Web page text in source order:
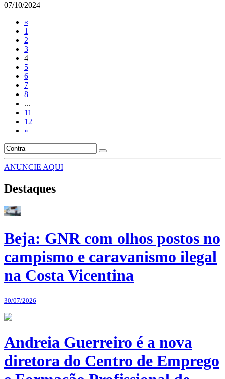
07/10/2024
«
1
2
3
4
5
6
7
8
...
11
12
»
ANUNCIE AQUI
Destaques
Beja: GNR com olhos postos no
campismo e caravanismo ilegal
na Costa Vicentina
30/07/2026
Andreia Guerreiro é a nova
diretora do Centro de Emprego